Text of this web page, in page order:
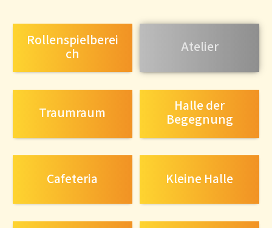
Rollenspielberei
ch Atelier
Traumraum Halle der
Begegnung
Cafeteria Kleine Halle